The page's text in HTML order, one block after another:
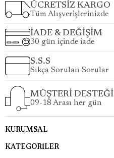
ÜCRETSİZ KARGO
Tüm Alışverişlerinizde
İADE & DEĞİŞİM
30 gün içinde iade
S.S.S
Sıkça Sorulan Sorular
MÜŞTERİ DESTEĞİ
09-18 Arası her gün
KURUMSAL
KATEGORİLER